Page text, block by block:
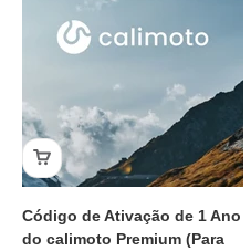
Código de Ativação de 1 Ano
do calimoto Premium (Para